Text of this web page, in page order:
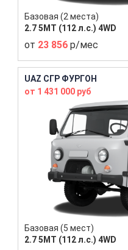
Базовая (2 места)
2.7 5MT (112 л.с.) 4WD
от 23 856 р/мес
UAZ СГР ФУРГОН
от 1 431 000 руб
Базовая (5 мест)
2.7 5MT (112 л.с.) 4WD